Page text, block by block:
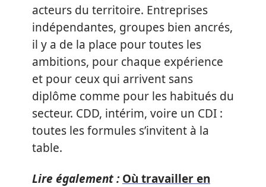
acteurs du territoire. Entreprises
indépendantes, groupes bien ancrés,
il y a de la place pour toutes les
ambitions, pour chaque expérience
et pour ceux qui arrivent sans
diplôme comme pour les habitués du
secteur. CDD, intérim, voire un CDI :
toutes les formules s’invitent à la
table.
Lire également : Où travailler en